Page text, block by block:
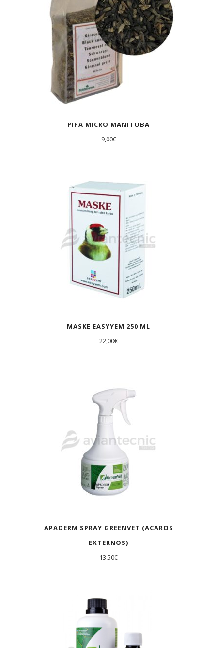
PIPA MICRO MANITOBA
9,00€
MASKE EASYYEM 250 ML
22,00€
APADERM SPRAY GREENVET (ACAROS
EXTERNOS)
13,50€